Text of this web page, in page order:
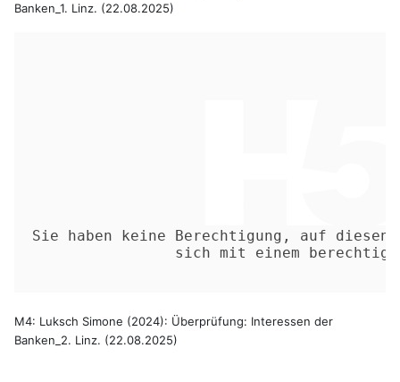
Banken_1. Linz. (22.08.2025)
M4: Luksch Simone (2024): Überprüfung: Interessen der
Banken_2. Linz. (22.08.2025)